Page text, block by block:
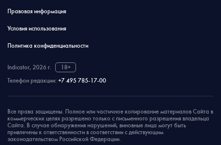
Правовая информация
Условия использования
Политика конфиденциальности
Indicator, 2026 г.
18+
Телефон редакции: +7 495 785-17-00
Все права защищены. Полное или частичное копирование материалов Сайта в
коммерческих целях разрешено только с письменного разрешения владельца
Сайта. В случае обнаружения нарушений, виновные лица могут быть
привлечены к ответственности в соответствии с действующим
законодательством Российской Федерации.